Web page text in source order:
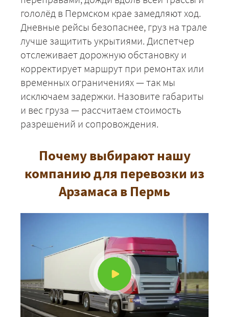
гололёд в Пермском крае замедляют ход.
Дневные рейсы безопаснее, груз на трале
лучше защитить укрытиями. Диспетчер
отслеживает дорожную обстановку и
корректирует маршрут при ремонтах или
временных ограничениях — так мы
исключаем задержки. Назовите габариты
и вес груза — рассчитаем стоимость
разрешений и сопровождения.
Почему выбирают нашу
компанию для перевозки из
Арзамаса в Пермь
+7 (499) 520-05-23
ЗАКАЗАТЬ